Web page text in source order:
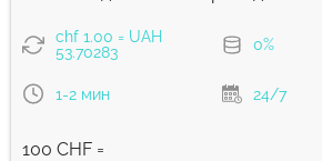
Комиссия Strumok, всегда 0%
chf 1.00 = UAH
53.70283
0%
1-2 мин 24/7
100 CHF =